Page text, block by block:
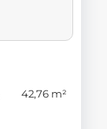
42,76 m²